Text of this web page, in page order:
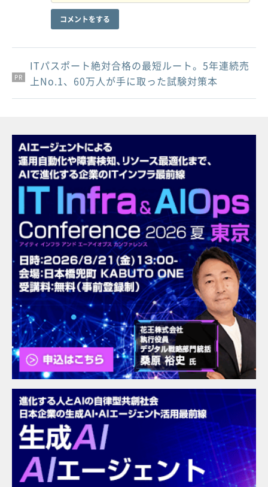
コメントをする
PR
PR
PR
ITパスポート絶対合格の最短ルート。5年連続売
上No.1、60万人が手に取った試験対策本